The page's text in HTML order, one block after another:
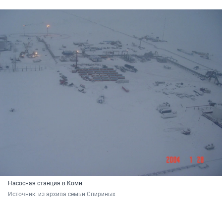
Насосная станция в Коми
Источник: из архива семьи Спириных